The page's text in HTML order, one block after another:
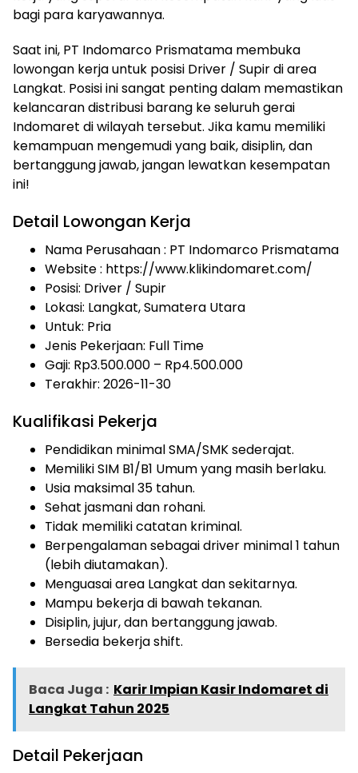
bagi para karyawannya.
Saat ini, PT Indomarco Prismatama membuka
lowongan kerja untuk posisi Driver / Supir di area
Langkat. Posisi ini sangat penting dalam memastikan
kelancaran distribusi barang ke seluruh gerai
Indomaret di wilayah tersebut. Jika kamu memiliki
kemampuan mengemudi yang baik, disiplin, dan
bertanggung jawab, jangan lewatkan kesempatan
ini!
Detail Lowongan Kerja
Nama Perusahaan : PT Indomarco Prismatama
Website : https://www.klikindomaret.com/
Posisi: Driver / Supir
Lokasi: Langkat, Sumatera Utara
Untuk: Pria
Jenis Pekerjaan: Full Time
Gaji: Rp3.500.000 – Rp4.500.000
Terakhir: 2026-11-30
Kualifikasi Pekerja
Pendidikan minimal SMA/SMK sederajat.
Memiliki SIM B1/B1 Umum yang masih berlaku.
Usia maksimal 35 tahun.
Sehat jasmani dan rohani.
Tidak memiliki catatan kriminal.
Berpengalaman sebagai driver minimal 1 tahun
(lebih diutamakan).
Menguasai area Langkat dan sekitarnya.
Mampu bekerja di bawah tekanan.
Disiplin, jujur, dan bertanggung jawab.
Bersedia bekerja shift.
Baca Juga : Karir Impian Kasir Indomaret di
Langkat Tahun 2025
Detail Pekerjaan